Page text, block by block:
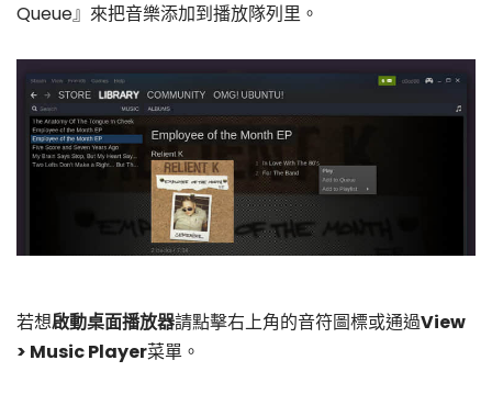
Queue』來把音樂添加到播放隊列里。
若想啟動桌面播放器請點擊右上角的音符圖標或通過View
> Music Player菜單。